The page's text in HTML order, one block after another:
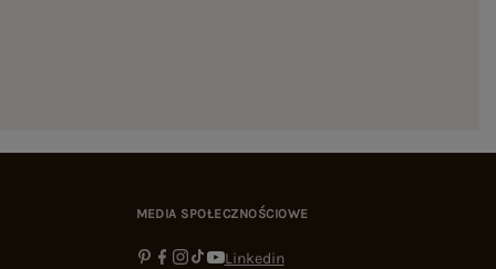
MEDIA SPOŁECZNOŚCIOWE
Linkedin